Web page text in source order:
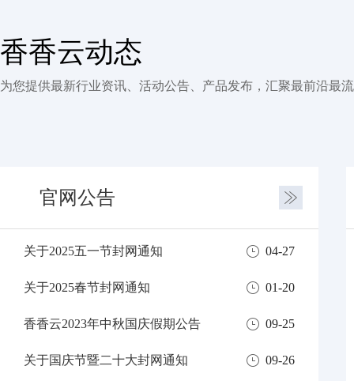
香香云动态
为您提供最新行业资讯、活动公告、产品发布，汇聚最前沿最
官网公告
关于2025五一节封网通知 04-27
关于2025春节封网通知 01-20
香香云2023年中秋国庆假期公告 09-25
关于国庆节暨二十大封网通知 09-26